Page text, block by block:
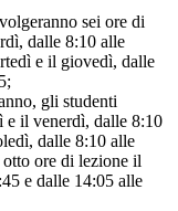
sei ore di
dalle 8:10 alle
e il giovedì, dalle
gli studenti
e il venerdì, dalle 8:10
dalle 8:10 alle
ore di lezione il
e dalle 14:05 alle